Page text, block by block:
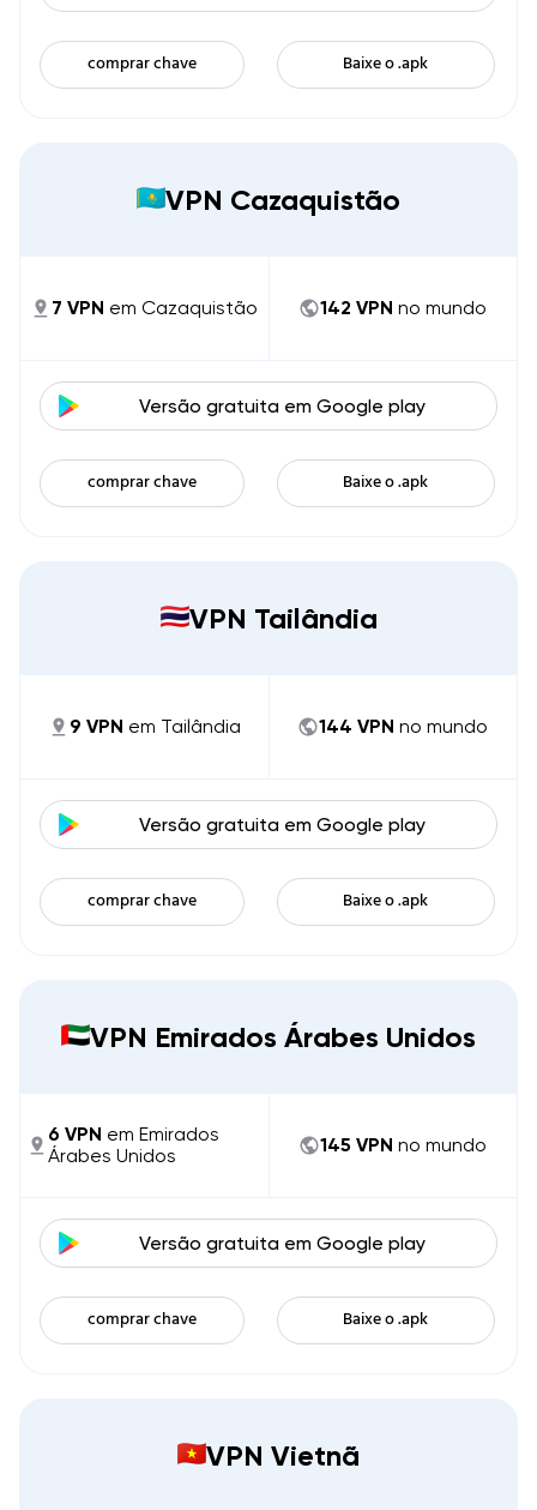
comprar chave Baixe o .apk
VPN Cazaquistão
7 VPN emCazaquistão 142 VPN no mundo
Versão gratuita em Google play
comprar chave Baixe o .apk
VPN Tailândia
9 VPN em Tailândia 144 VPN no mundo
Versão gratuita em Google play
comprar chave Baixe o .apk
VPN Emirados Árabes Unidos
6 VPN em Emirados
Árabes Unidos
145 VPN no mundo
Versão gratuita em Google play
comprar chave Baixe o .apk
VPN Vietnã